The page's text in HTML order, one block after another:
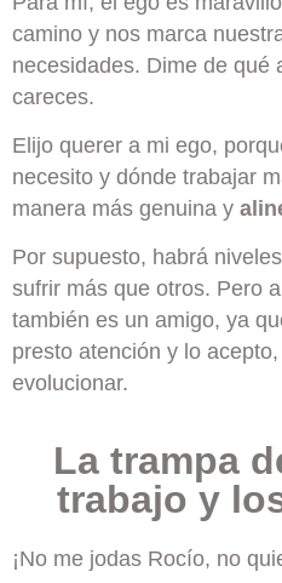
camino y nos marca
necesidades. Dime de qué
careces.
Elijo querer a mi ego,
necesito y dónde trabajar
manera más genuina y
Por supuesto, habrá
sufrir más que otros. Pero
también es un amigo, ya
presto atención y lo
evolucionar.
La trampa
trabajo y
¡No me jodas Rocío, no